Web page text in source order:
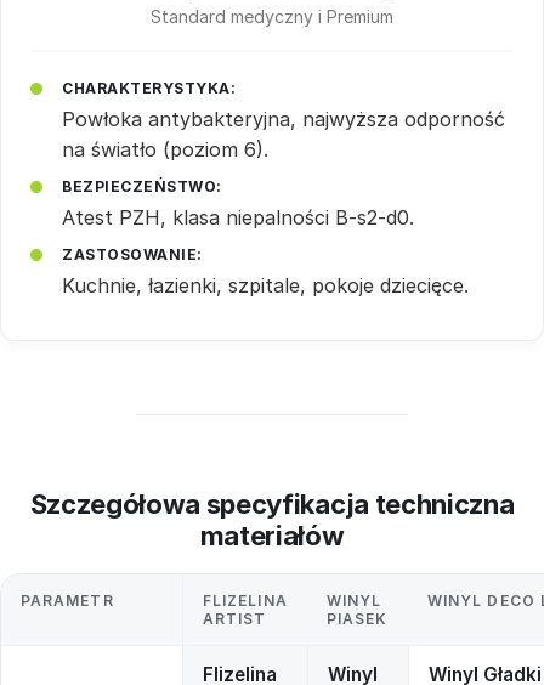
Standard medyczny i Premium
CHARAKTERYSTYKA:
Powłoka antybakteryjna, najwyższa odporność
na światło (poziom 6).
BEZPIECZEŃSTWO:
Atest PZH, klasa niepalności B-s2-d0.
ZASTOSOWANIE:
Kuchnie, łazienki, szpitale, pokoje dziecięce.
Szczegółowa specyfikacja techniczna
materiałów
PARAMETR
FLIZELINA
ARTIST
WINYL
PIASEK
WINYL DECO
Flizelina Winyl Winyl Gładki